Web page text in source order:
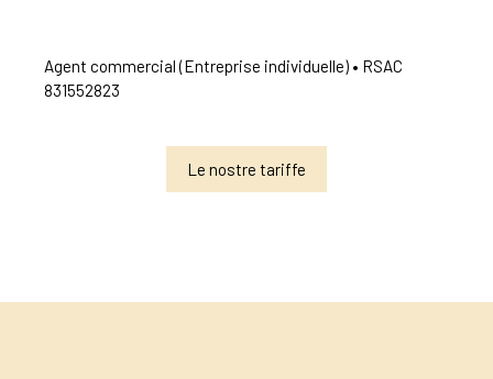
Agent commercial (Entreprise individuelle) • RSAC
831552823
Le nostre tariffe